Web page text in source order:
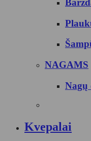
NAGAMS
Nagų
Kvepalai